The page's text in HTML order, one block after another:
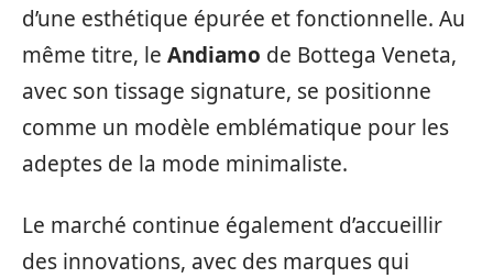
d’une esthétique épurée et fonctionnelle. Au
même titre, le Andiamo de Bottega Veneta,
avec son tissage signature, se positionne
comme un modèle emblématique pour les
adeptes de la mode minimaliste.
Le marché continue également d’accueillir
des innovations, avec des marques qui